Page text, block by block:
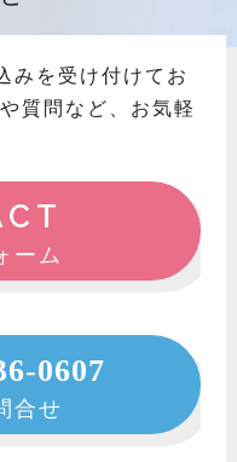
みを受け付けてお
質問など、お気軽
ーム
0607
合せ